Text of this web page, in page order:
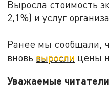
Выросла стоимость
2,1%) и услуг
Ранее мы сообщали,
вновь выросли цены
Уважаемые